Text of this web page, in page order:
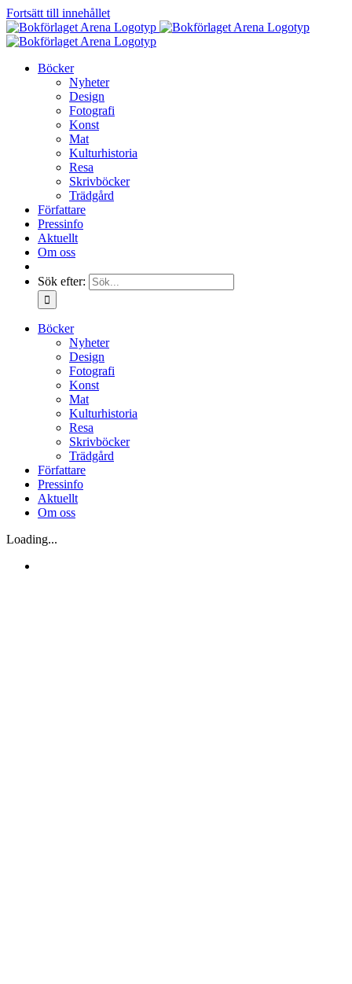
Fortsätt till innehållet
Böcker
Nyheter
Design
Fotografi
Konst
Mat
Kulturhistoria
Resa
Skrivböcker
Trädgård
Författare
Pressinfo
Aktuellt
Om oss
Sök efter:
Böcker
Nyheter
Design
Fotografi
Konst
Mat
Kulturhistoria
Resa
Skrivböcker
Trädgård
Författare
Pressinfo
Aktuellt
Om oss
Loading...